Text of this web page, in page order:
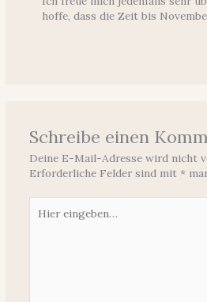
hoffe, dass die Zeit bis
Schreibe einen
Deine E-Mail-Adresse wird nicht
Erforderliche Felder sind mit *
eingeben…